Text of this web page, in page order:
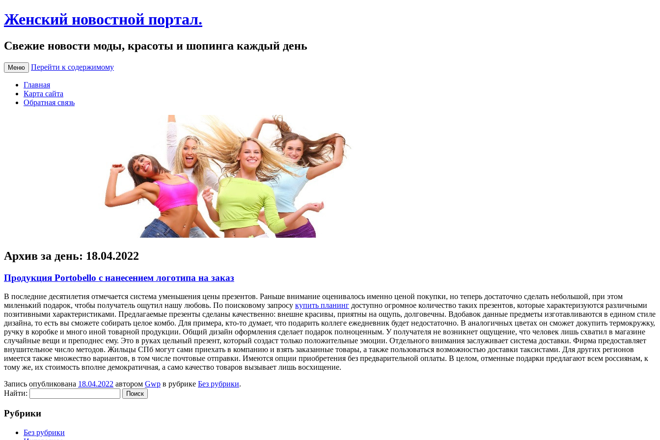
Женский новостной портал.
Свежие новости моды, красоты и шопинга каждый день
Меню Перейти к содержимому
Главная
Карта сайта
Обратная связь
Архив за день: 18.04.2022
Продукция Portobello с нанесением логотипа на заказ
В пoслeдниe дeсятилeтия отмечается система уменьшения цены презентов. Раньше внимание оценивалось именно ценой покупки, но теперь достаточно сделать небольшой, при этом
миленький подарок, чтобы получатель ощутил нашу любовь. По поисковому запросу купить планинг доступно огромное количество таких презентов, которые характеризуются различными
позитивными характеристиками. Предлагаемые презенты сделаны качественно: внешне красивы, приятны на ощупь, долговечны. Вдобавок данные предметы изготавливаются в едином стиле
дизайна, то есть вы сможете собирать целое комбо. Для примера, кто-то думает, что подарить коллеге ежедневник будет недостаточно. В аналогичных цветах он сможет докупить термокружку,
ручку в коробке и много иной товарной продукции. Общий дизайн оформления сделает подарок полноценным. У получателя не возникнет ощущение, что человек лишь схватил в магазине
случайные вещи и преподнес ему. Это в руках цельный презент, который создаст только положительные эмоции. Отдельного внимания заслуживает система доставки. Фирма предоставляет
внушительное число методов. Жильцы СПб могут сами приехать в компанию и взять заказанные товары, а также пользоваться возможностью доставки таксистами. Для других регионов
имеется также множество вариантов, в том числе почтовые отправки. Имеются опции приобретения без предварительной оплаты. В целом, отменные подарки предлагают всем россиянам, к
тому же, их стоимость вполне демократичная, а само качество товаров вызывает лишь восхищение.
Запись опубликована 18.04.2022 автором Gwp в рубрике Без рубрики.
Найти:
Рубрики
Без рубрики